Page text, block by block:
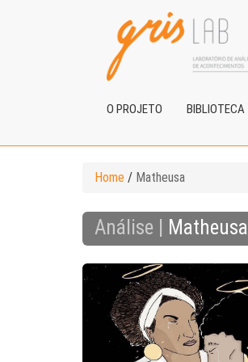
O PROJETO BIBLIOTECA
Home / Matheusa
Análise | Matheusa